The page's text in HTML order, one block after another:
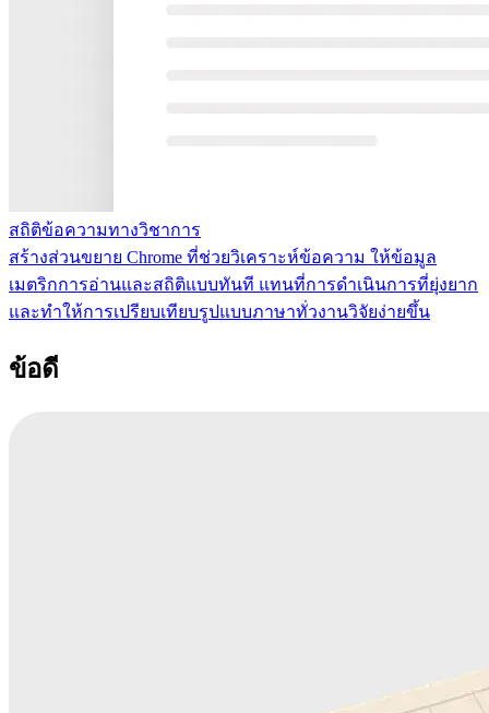
สถิติข้อความทางวิชาการ
สร้างส่วนขยาย Chrome ที่ช่วยวิเคราะห์ข้อความ ให้ข้อมูล
เมตริกการอ่านและสถิติแบบทันที แทนที่การดำเนินการที่ยุ่งยาก
และทำให้การเปรียบเทียบรูปแบบภาษาทั่วงานวิจัยง่ายขึ้น
ข้อดี